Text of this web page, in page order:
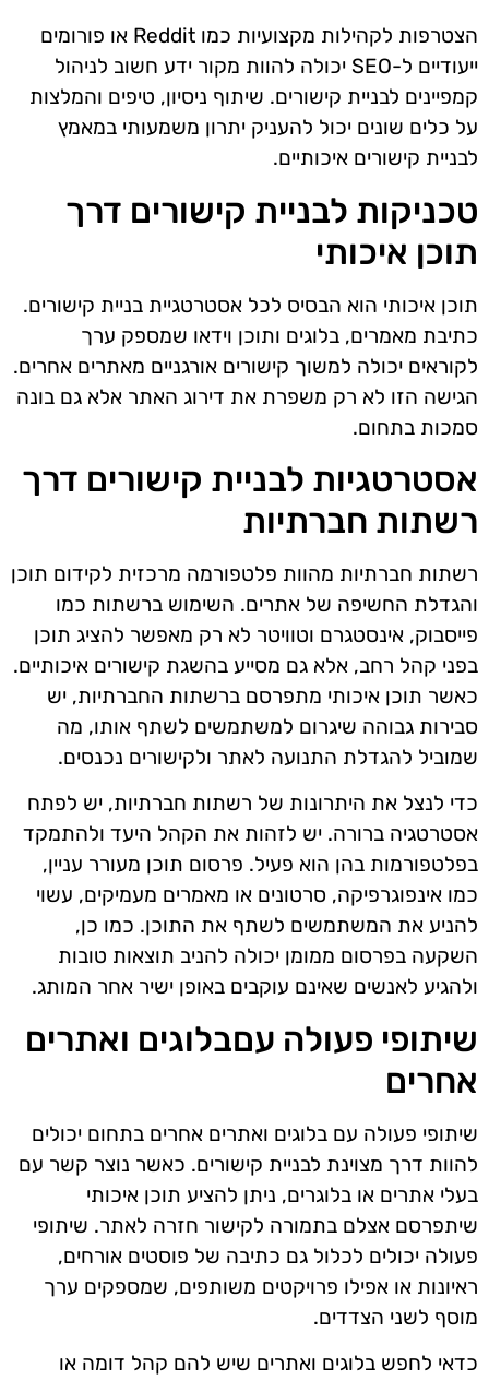
הצטרפות לקהילות מקצועיות כמו Reddit או פורומים
ייעודיים ל-SEO יכולה להוות מקור ידע חשוב לניהול
קמפיינים לבניית קישורים. שיתוף ניסיון, טיפים והמלצות
על כלים שונים יכול להעניק יתרון משמעותי במאמץ
לבניית קישורים איכותיים.
טכניקות לבניית קישורים דרך
תוכן איכותי
תוכן איכותי הוא הבסיס לכל אסטרטגיית בניית קישורים.
כתיבת מאמרים, בלוגים ותוכן וידאו שמספק ערך
לקוראים יכולה למשוך קישורים אורגניים מאתרים אחרים.
הגישה הזו לא רק משפרת את דירוג האתר אלא גם בונה
סמכות בתחום.
אסטרטגיות לבניית קישורים דרך
רשתות חברתיות
רשתות חברתיות מהוות פלטפורמה מרכזית לקידום תוכן
והגדלת החשיפה של אתרים. השימוש ברשתות כמו
פייסבוק, אינסטגרם וטוויטר לא רק מאפשר להציג תוכן
בפני קהל רחב, אלא גם מסייע בהשגת קישורים איכותיים.
כאשר תוכן איכותי מתפרסם ברשתות החברתיות, יש
סבירות גבוהה שיגרום למשתמשים לשתף אותו, מה
שמוביל להגדלת התנועה לאתר ולקישורים נכנסים.
כדי לנצל את היתרונות של רשתות חברתיות, יש לפתח
אסטרטגיה ברורה. יש לזהות את הקהל היעד ולהתמקד
בפלטפורמות בהן הוא פעיל. פרסום תוכן מעורר עניין,
כמו אינפוגרפיקה, סרטונים או מאמרים מעמיקים, עשוי
להניע את המשתמשים לשתף את התוכן. כמו כן,
השקעה בפרסום ממומן יכולה להניב תוצאות טובות
ולהגיע לאנשים שאינם עוקבים באופן ישיר אחר המותג.
שיתופי פעולה עםבלוגים ואתרים
אחרים
שיתופי פעולה עם בלוגים ואתרים אחרים בתחום יכולים
להוות דרך מצוינת לבניית קישורים. כאשר נוצר קשר עם
בעלי אתרים או בלוגרים, ניתן להציע תוכן איכותי
שיתפרסם אצלם בתמורה לקישור חזרה לאתר. שיתופי
פעולה יכולים לכלול גם כתיבה של פוסטים אורחים,
ראיונות או אפילו פרויקטים משותפים, שמספקים ערך
מוסף לשני הצדדים.
כדאי לחפש בלוגים ואתרים שיש להם קהל דומה או